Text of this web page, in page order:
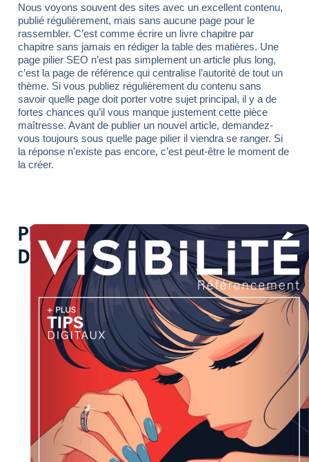
Nous voyons souvent des sites avec un excellent contenu,
publié régulièrement, mais sans aucune page pour le
rassembler. C’est comme écrire un livre chapitre par
chapitre sans jamais en rédiger la table des matières. Une
page pilier SEO n’est pas simplement un article plus long,
c’est la page de référence qui centralise l’autorité de tout un
thème. Si vous publiez régulièrement du contenu sans
savoir quelle page doit porter votre sujet principal, il y a de
fortes chances qu’il vous manque justement cette pièce
maîtresse. Avant de publier un nouvel article, demandez-
vous toujours sous quelle page pilier il viendra se ranger. Si
la réponse n’existe pas encore, c’est peut-être le moment de
la créer.
PLUS
D'INSPIRATION